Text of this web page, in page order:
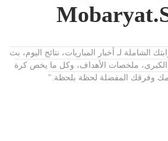
الشاملة لـ أخبار المباريات، نتائج اليوم، بث
الكبرى، ملخصات الأهداف، وكل ما يخص كرة
وفرقك المفضلة لحظة بلحظة."